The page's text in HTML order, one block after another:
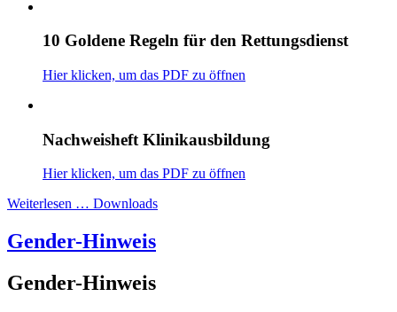
10 Goldene Regeln für den Rettungsdienst
Hier klicken, um das PDF zu öffnen
Nachweisheft Klinikausbildung
Hier klicken, um das PDF zu öffnen
Weiterlesen … Downloads
Gender-Hinweis
Gender-Hinweis